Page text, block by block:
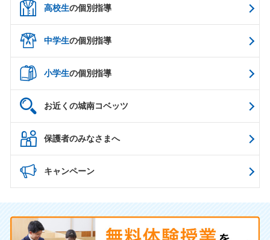
高校生の個別指導
中学生の個別指導
小学生の個別指導
お近くの城南コベッツ
保護者のみなさまへ
キャンペーン